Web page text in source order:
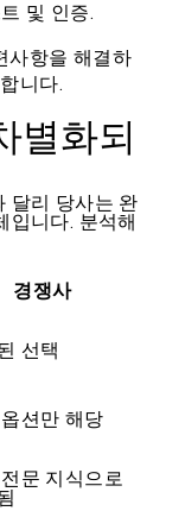
및 인증.
사항을 해결하
니다.
별화되
달리 당사는 완
입니다. 분석해
경쟁사
선택
션만 해당
문 지식으로